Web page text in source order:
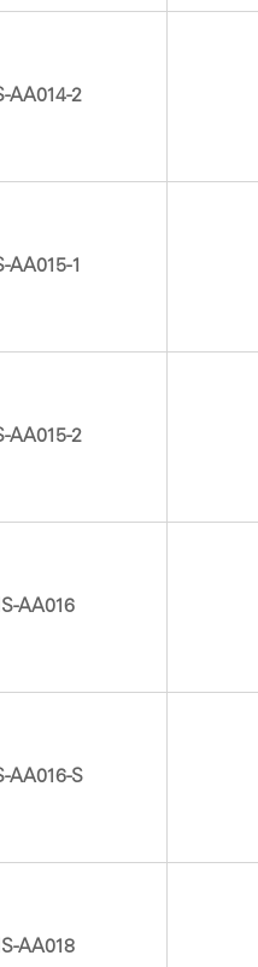
AA014-2
AA015-1
AA015-2
AA016
AA016-S
AA018